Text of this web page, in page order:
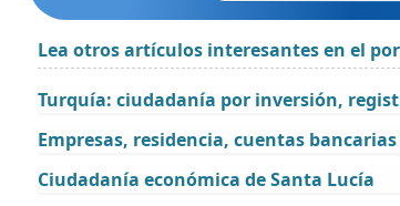
Lea otros artículos interesantes en el
Turquía: ciudadanía por inversión,
Empresas, residencia, cuentas
Ciudadanía económica de Santa Lucía